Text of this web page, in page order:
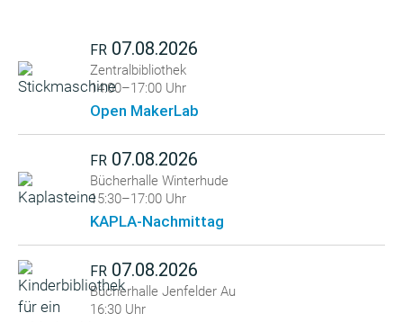
FR 07.08.2026
Zentralbibliothek
14:00–17:00 Uhr
Open MakerLab
FR 07.08.2026
Bücherhalle Winterhude
15:30–17:00 Uhr
KAPLA-Nachmittag
FR 07.08.2026
Bücherhalle Jenfelder Au
16:30 Uhr